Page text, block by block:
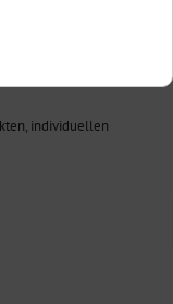
individuellen